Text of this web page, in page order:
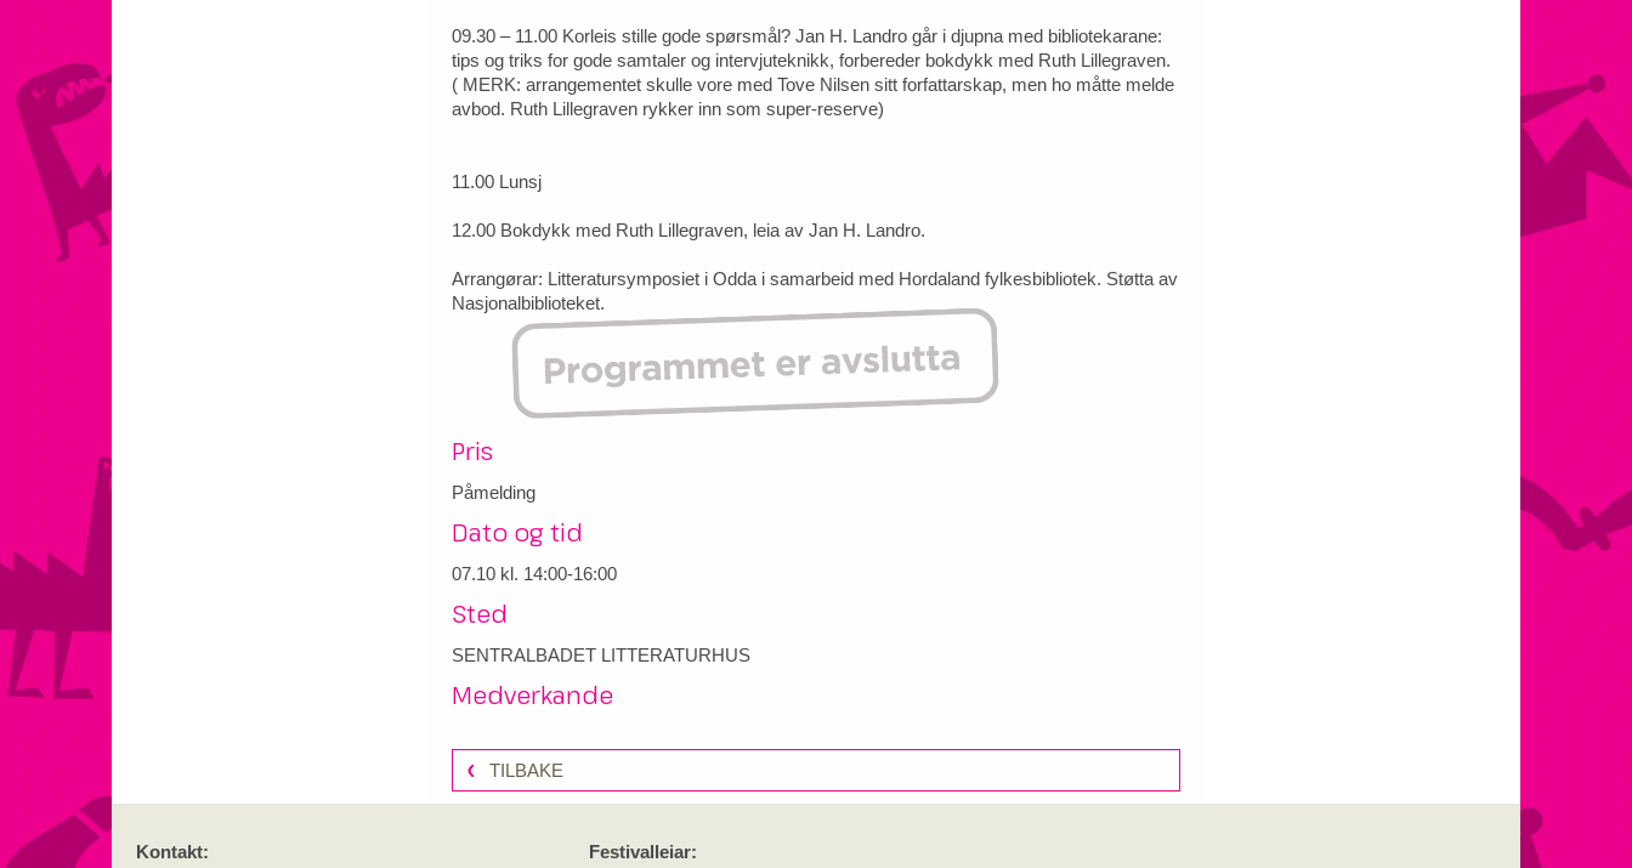
09.30 – 11.00 Korleis stille gode spørsmål? Jan H. Landro går i djupna med bibliotekarane:
tips og triks for gode samtaler og intervjuteknikk, forbereder bokdykk med Ruth Lillegraven.
( MERK: arrangementet skulle vore med Tove Nilsen sitt forfattarskap, men ho måtte melde
avbod. Ruth Lillegraven rykker inn som super-reserve)
11.00 Lunsj
12.00 Bokdykk med Ruth Lillegraven, leia av Jan H. Landro.
Arrangørar: Litteratursymposiet i Odda i samarbeid med Hordaland fylkesbibliotek. Støtta av
Nasjonalbiblioteket.
Pris
Påmelding
Dato og tid
07.10 kl. 14:00-16:00
Sted
SENTRALBADET LITTERATURHUS
Medverkande
TILBAKE
Kontakt:
Festivalleiar: